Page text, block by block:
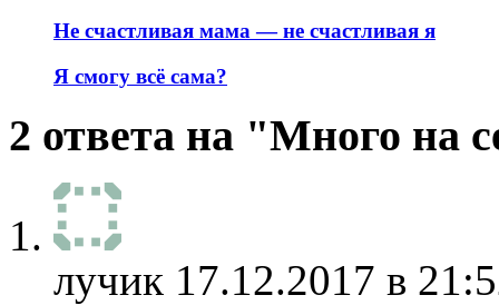
Не счастливая мама — не счастливая я
Я смогу всё сама?
2 ответа на "Много на
лучик 17.12.2017 в